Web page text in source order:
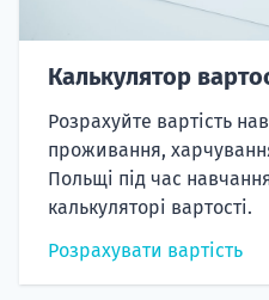
Калькулятор
Розрахуйте вартість
проживання,
Польщі під час
калькуляторі вартості.
Розрахувати вартість